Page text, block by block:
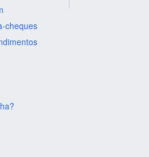
cheques